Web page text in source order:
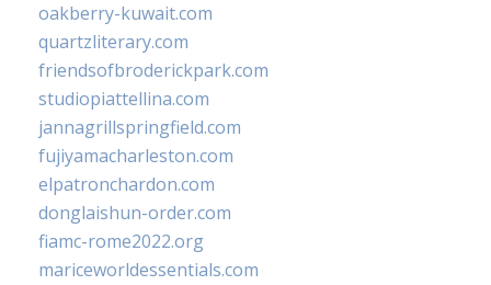
oakberry-kuwait.com
quartzliterary.com
friendsofbroderickpark.com
studiopiattellina.com
jannagrillspringfield.com
fujiyamacharleston.com
elpatronchardon.com
donglaishun-order.com
fiamc-rome2022.org
mariceworldessentials.com